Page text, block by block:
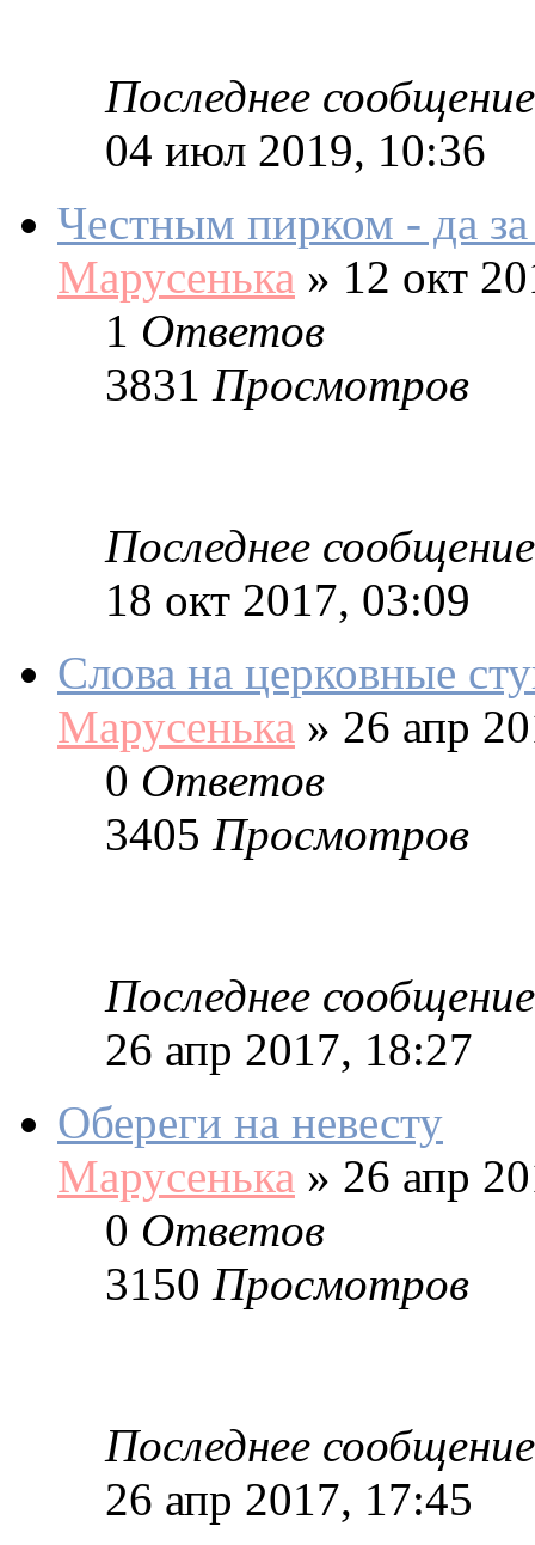
Последнее сообщение
04 июл 2019, 10:36
Честным пирком - да за
Марусенька » 12 окт
1 Ответов
3831 Просмотров
Последнее сообщение
18 окт 2017, 03:09
Слова на церковные
Марусенька » 26 апр
0 Ответов
3405 Просмотров
Последнее сообщение
26 апр 2017, 18:27
Обереги на невесту
Марусенька » 26 апр
0 Ответов
3150 Просмотров
Последнее сообщение
26 апр 2017, 17:45